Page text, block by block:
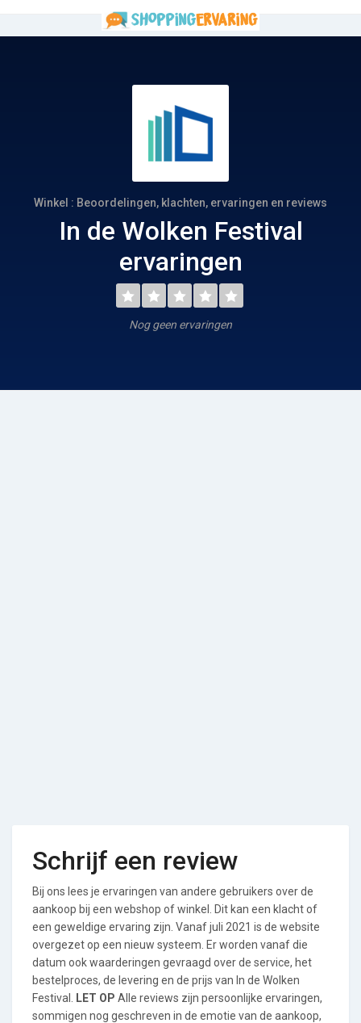
Winkel : Beoordelingen, klachten, ervaringen en reviews
In de Wolken Festival
ervaringen
Nog geen ervaringen
Schrijf een review
Bij ons lees je ervaringen van andere gebruikers over de
aankoop bij een webshop of winkel. Dit kan een klacht of
een geweldige ervaring zijn. Vanaf juli 2021 is de website
overgezet op een nieuw systeem. Er worden vanaf die
datum ook waarderingen gevraagd over de service, het
bestelproces, de levering en de prijs van In de Wolken
Festival.
LET OP Alle reviews zijn persoonlijke ervaringen,
sommigen nog geschreven in de emotie van de aankoop,